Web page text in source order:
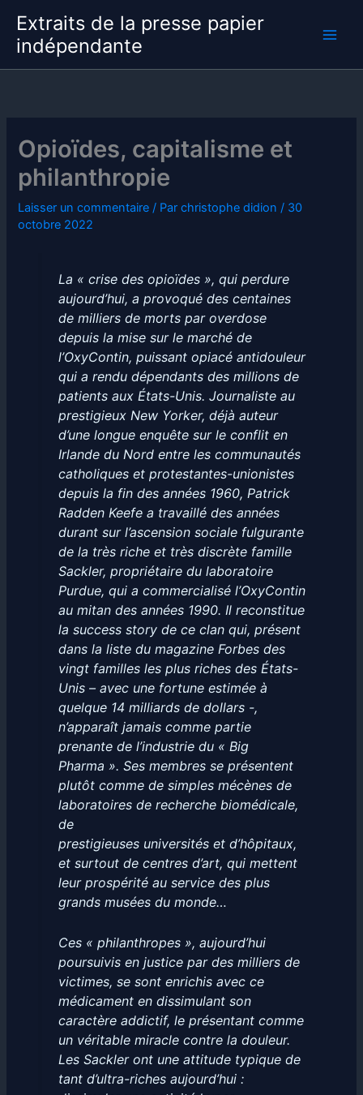
contenu
Extraits de la presse papier
indépendante
Opioïdes, capitalisme et
philanthropie
Laisser un commentaire / Parchristophe didion / 30
octobre 2022
La « crise des opioïdes », qui perdure
aujourd’hui, a provoqué des centaines
de milliers de morts par overdose
depuis la mise sur le marché de
l’OxyContin, puissant opiacé antidouleur
qui a rendu dépendants des millions de
patients aux États-Unis. Journaliste au
prestigieux New Yorker, déjà auteur
d’une longue enquête sur le conflit en
Irlande du Nord entre les communautés
catholiques et protestantes-unionistes
depuis la fin des années 1960, Patrick
Radden Keefe a travaillé des années
durant sur l’ascension sociale fulgurante
de la très riche et très discrète famille
Sackler, propriétaire du laboratoire
Purdue, qui a commercialisé l’OxyContin
au mitan des années 1990. Il reconstitue
la success story de ce clan qui, présent
dans la liste du magazine Forbes des
vingt familles les plus riches des États-
Unis – avec une fortune estimée à
quelque 14 milliards de dollars -,
n’apparaît jamais comme partie
prenante de l’industrie du « Big
Pharma ». Ses membres se présentent
plutôt comme de simples mécènes de
laboratoires de recherche biomédicale,
de
prestigieuses universités et d’hôpitaux,
et surtout de centres d’art, qui mettent
leur prospérité au service des plus
grands musées du monde…
Ces « philanthropes », aujourd’hui
poursuivis en justice par des milliers de
victimes, se sont enrichis avec ce
médicament en dissimulant son
caractère addictif, le présentant comme
un véritable miracle contre la douleur.
Les Sackler ont une attitude typique de
tant d’ultra-riches aujourd’hui :